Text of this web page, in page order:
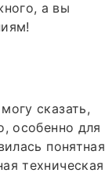
а вы
сказать,
особенно для
понятная
техническая